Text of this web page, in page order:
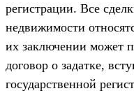
регистрации. Все
недвижимости
их заключении может
договор о задатке,
государственной